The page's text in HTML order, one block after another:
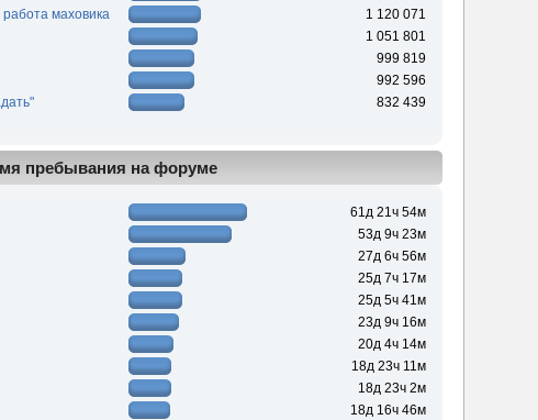
маховика
1 120 071
1 051 801
999 819
992 596
832 439
пребывания на форуме
61д 21ч 54м
53д 9ч 23м
27д 6ч 56м
25д 7ч 17м
25д 5ч 41м
23д 9ч 16м
20д 4ч 14м
18д 23ч 11м
18д 23ч 2м
18д 16ч 46м